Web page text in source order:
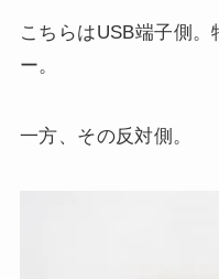
こちらはUSB端子側
ー。
一方、その反対側。